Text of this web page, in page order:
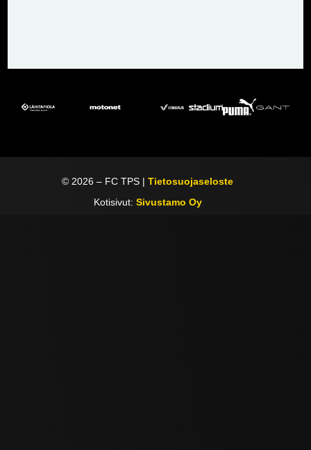
© 2026 – FC TPS |Tietosuojaseloste
Kotisivut: Sivustamo Oy